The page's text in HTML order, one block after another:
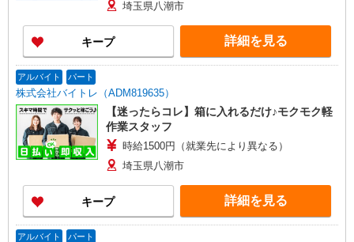
埼玉県八潮市
キープ 詳細を見る
アルバイト パート
株式会社バイトレ（ADM819635）
【迷ったらコレ】箱に入れるだけ♪モクモク軽
作業スタッフ
時給1500円（就業先により異なる）
埼玉県八潮市
キープ 詳細を見る
アルバイト パート